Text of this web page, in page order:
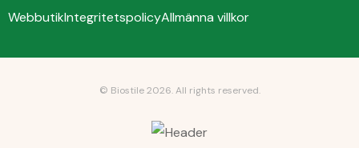
WebbutikIntegritetspolicyAllmänna villkor
© Biostile 2026.All rights reserved.